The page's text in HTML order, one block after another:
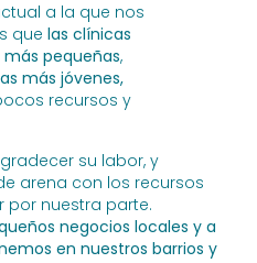
a la que nos
que las clínicas
pequeñas,
más jóvenes,
recursos y
su labor, y
arena con los recursos
nuestra parte.
negocios locales y a
en nuestros barrios y